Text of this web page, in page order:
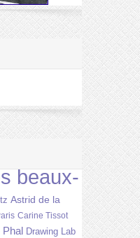
beaux-
Astrid de la
Carine Tissot
Phal Drawing Lab